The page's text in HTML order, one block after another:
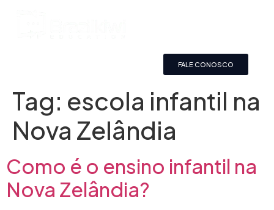
FALE CONOSCO
Tag: escola infantil na
Nova Zelândia
Como é o ensino infantil na
Nova Zelândia?